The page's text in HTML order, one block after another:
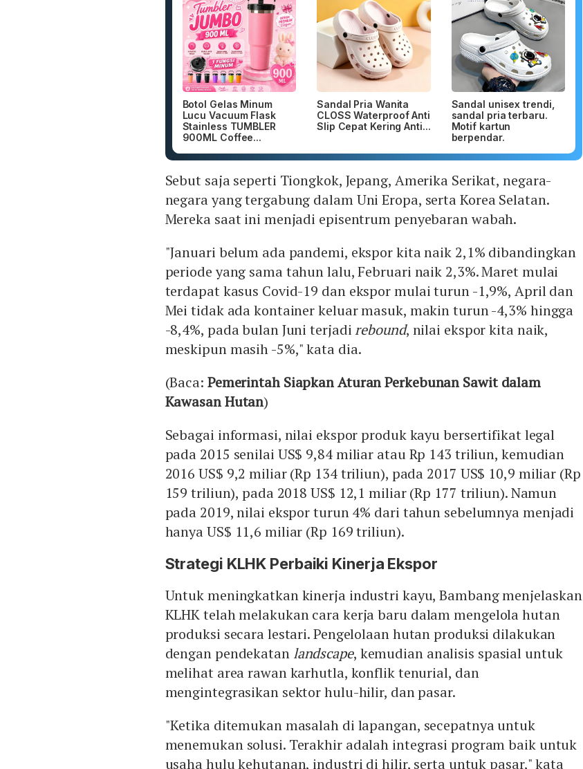
Botol Gelas Minum
Lucu Vacuum Flask
Stainless TUMBLER
900ML Coffee...
Sandal Pria Wanita
CLOSS Waterproof Anti
Slip Cepat Kering Anti...
Sandal unisex trendi,
sandal pria terbaru.
Motif kartun
berpendar.
Sebut saja seperti Tiongkok, Jepang, Amerika Serikat, negara-
negara yang tergabung dalam Uni Eropa, serta Korea Selatan.
Mereka saat ini menjadi episentrum penyebaran wabah.
"Januari belum ada pandemi, ekspor kita naik 2,1% dibandingkan
periode yang sama tahun lalu, Februari naik 2,3%. Maret mulai
terdapat kasus Covid-19 dan ekspor mulai turun -1,9%, April dan
Mei tidak ada kontainer keluar masuk, makin turun -4,3% hingga
-8,4%, pada bulan Juni terjadirebound, nilai ekspor kita naik,
meskipun masih -5%," kata dia.
(Baca: Pemerintah Siapkan Aturan Perkebunan Sawit dalam
Kawasan Hutan)
Sebagai informasi, nilai ekspor produk kayu bersertifikat legal
pada 2015 senilai US$ 9,84 miliar atau Rp 143 triliun, kemudian
2016 US$ 9,2 miliar (Rp 134 triliun), pada 2017 US$ 10,9 miliar (Rp
159 triliun), pada 2018 US$ 12,1 miliar (Rp 177 triliun). Namun
pada 2019, nilai ekspor turun 4% dari tahun sebelumnya menjadi
hanya US$ 11,6 miliar (Rp 169 triliun).
Strategi KLHK Perbaiki Kinerja Ekspor
Untuk meningkatkan kinerja industri kayu, Bambang menjelaskan
KLHK telah melakukan cara kerja baru dalam mengelola hutan
produksi secara lestari. Pengelolaan hutan produksi dilakukan
dengan pendekatan landscape, kemudian analisis spasial untuk
melihat area rawan karhutla, konflik tenurial, dan
mengintegrasikan sektor hulu-hilir, dan pasar.
"Ketika ditemukan masalah di lapangan, secepatnya untuk
menemukan solusi. Terakhir adalah integrasi program baik untuk
usaha hulu kehutanan, industri di hilir, serta untuk pasar," kata